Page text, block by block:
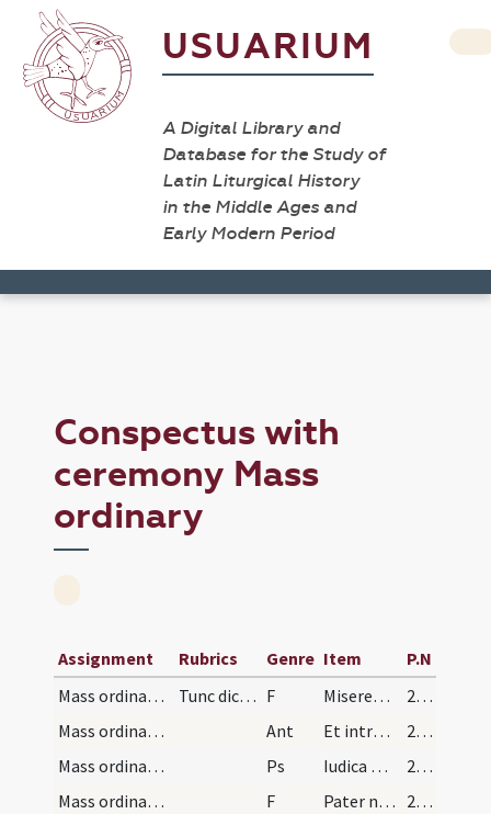
USUARIUM
A Digital Library and
Database for the Study of
Latin Liturgical History
in the Middle Ages and
Early Modern Period
Conspectus with
ceremony Mass
ordinary
Assignment Rubrics Genre Item
P.N
Mass ordinary/confession/3
Tunc dicat peccata sua. Quibus manifestatis sacer… F Misereatur tui omnipotens Deus ... vitam aeternam. Amen. Indulgentiam et remissionem ... misericors Dominus. Amen
248 (114v)
Mass ordinary/access
Ant Et introibo ad altare Dei
250 (115v)
Mass ordinary/access
Ps Iudica me Deus
250 (115v)
Mass ordinary/confession
F Pater noster
250 (115v)